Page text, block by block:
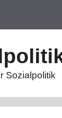
Sozialpolitik